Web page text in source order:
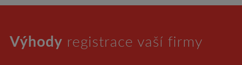
Výhody registrace vaší firmy